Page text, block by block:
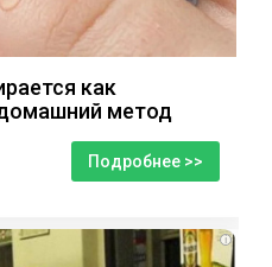
как
метод
Подробнее >>
i